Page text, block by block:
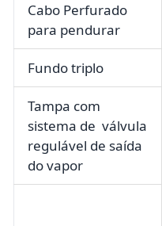
Cabo Perfurado
para pendurar
Fundo triplo
Tampa com
sistema de válvula
regulável de saída
do vapor